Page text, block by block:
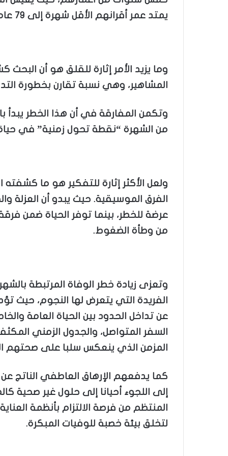
يمتد عمر أقرانهم الأقل شهرة إلى 79 عاما.
المشاهير، وهي نسبة تقارن بخطورة
وتكمن المفارقة في أن هذا الخطر يبدأ
من الشهرة “نقطة تحول زمنية” في حياة
ولعل الأكثر إثارة للتفكير هو ما كشفته
الفرق الموسيقية. حيث يبدو أن العزلة
عرضة للخطر، بينما توفر الحياة
من وطأة الضغوط.
وتعزى زيادة خطر الوفاة المرتبطة
الفريدة التي يتعرض لها النجوم، حيث
عن تداخل الحدود بين الحياة العامة
السفر المتواصل، والجدول الزمني
المزمن الذي ينعكس سلبا على صحتهم
كما يدفعهم الإرهاق العاطفي الناتج عن
إلى اللجوء أحيانا إلى حلول غير صحية
المنتظم من فرصة الالتزام بأنظمة
لتخلق بيئة خصبة للوفيات المبكرة.